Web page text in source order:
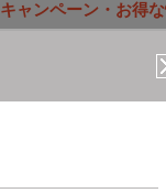
キャンペーン・お得